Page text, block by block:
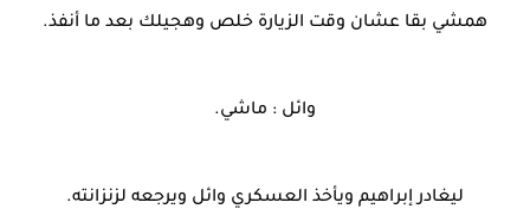
همشي بقا عشان وقت الزيارة خلص وهجيلك بعد ما أنفذ.
وائل : ماشي.
ليغادر إبراهيم ويأخذ العسكري وائل ويرجعه لزنزانته.